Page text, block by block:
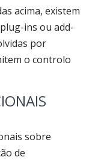
acima, existem
ins ou add-
por
o controlo
sobre
de